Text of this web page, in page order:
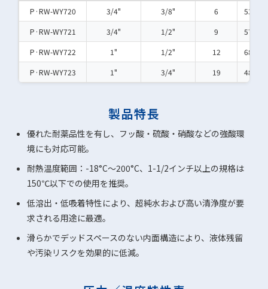
P·RW-WY720 3/4" 3/8" 6 53
P·RW-WY721
3/4" 1/2" 9 57
P·RW-WY722
1" 1/2" 12 68
P·RW-WY723
1" 3/4" 19 48
製品特長
優れた耐薬品性を有し、フッ酸・硫酸・硝酸などの強酸環
境にも対応可能。
耐熱温度範囲：-18°C～200°C、1-1/2インチ以上の規格は
150℃以下での使用を推奨。
低溶出・低吸着特性により、超純水および高い清浄度が要
求される用途に最適。
滑らかでデッドスペースのない内面構造により、液体残留
や汚染リスクを効果的に低減。